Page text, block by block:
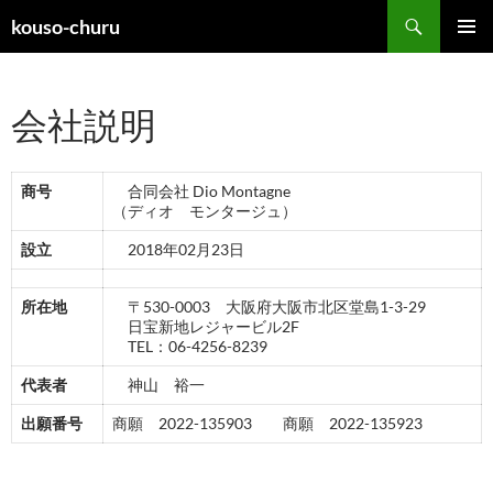
kouso-churu
索
ン
ツ
ス
ッ
プ
会社説明
商号
合同会社 Dio Montagne
（ディオ モンタージュ）
設立 2018年02月23日
所在地
〒530-0003 大阪府大阪市北区堂島1-3-29
日宝新地レジャービル2F
TEL：06-4256-8239
代表者 神山 裕一
出願番号 商願 2022-135903 商願 2022-135923